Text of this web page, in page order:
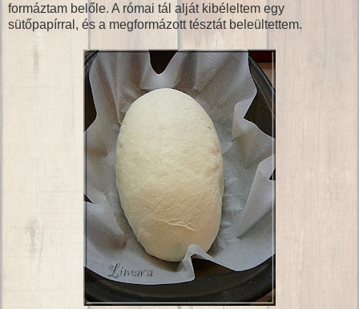
formáztam belőle. A római tál alját kibéleltem egy
sütőpapírral, és a megformázott tésztát beleültettem.